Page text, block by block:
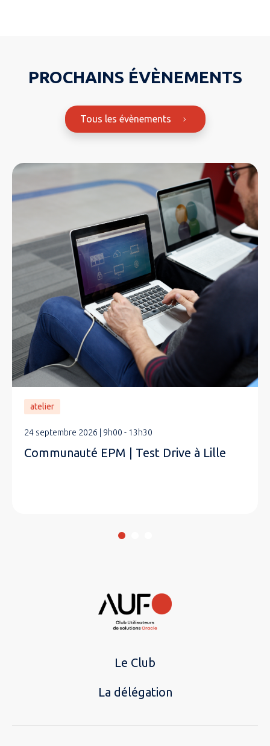
PROCHAINS ÉVÈNEMENTS
Tous les évènements
atelier
24 septembre 2026 | 9h00 - 13h30
Communauté EPM | Test Drive à Lille
Le Club
La délégation